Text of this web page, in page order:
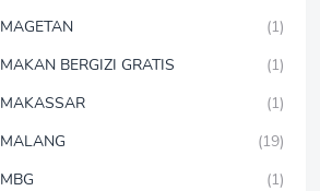
MAGETAN
(1)
MAKAN BERGIZI GRATIS
(1)
MAKASSAR
(1)
MALANG
(19)
MBG
(1)